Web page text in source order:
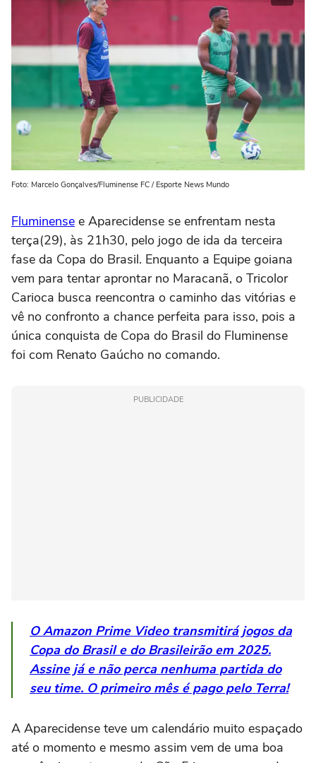
Foto: Marcelo Gonçalves/Fluminense FC / Esporte News Mundo
Fluminense e Aparecidense se enfrentam nesta
terça(29), às 21h30, pelo jogo de ida da terceira
fase da Copa do Brasil. Enquanto a Equipe goiana
vem para tentar aprontar no Maracanã, o Tricolor
Carioca busca reencontra o caminho das vitórias e
vê no confronto a chance perfeita para isso, pois a
única conquista de Copa do Brasil do Fluminense
foi com Renato Gaúcho no comando.
PUBLICIDADE
O Amazon Prime Video transmitirá jogos da
Copa do Brasil e do Brasileirão em 2025.
Assine já e não perca nenhuma partida do
seu time. O primeiro mês é pago pelo Terra!
A Aparecidense teve um calendário muito espaçado
até o momento e mesmo assim vem de uma boa